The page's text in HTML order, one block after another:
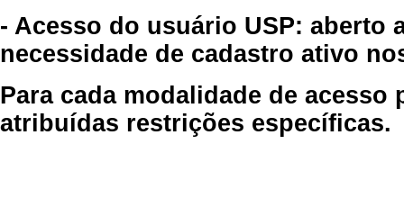
- Acesso do usuário USP: aberto
necessidade de cadastro ativo
Para cada modalidade de
atribuídas restrições específicas.